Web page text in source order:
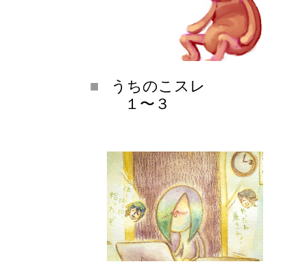
うちのこスレ
１〜３